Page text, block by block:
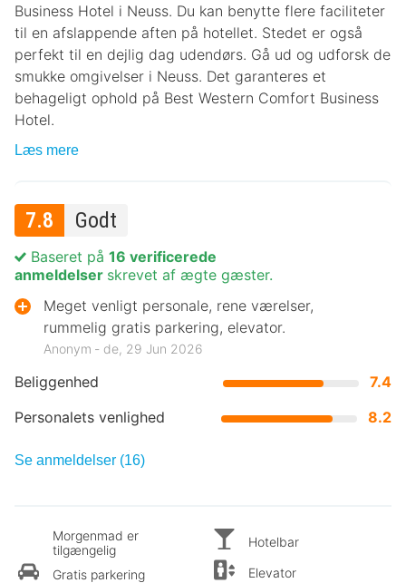
Business Hotel i Neuss. Du kan benytte flere faciliteter
til en afslappende aften på hotellet. Stedet er også
perfekt til en dejlig dag udendørs. Gå ud og udforsk de
smukke omgivelser i Neuss. Det garanteres et
behageligt ophold på Best Western Comfort Business
Hotel.
Læs mere
7.8 Godt
Beliggenhed
7.4
Personalets venlighed
8.2
Baseret på 16 verificerede
anmeldelser skrevet af ægte gæster.
Meget venligt personale, rene værelser,
rummelig gratis parkering, elevator.
Anonym ‐ de, 29 Jun 2026
Se anmeldelser (16)
Morgenmad er
tilgængelig
Gratis parkering
Hotelbar
Elevator